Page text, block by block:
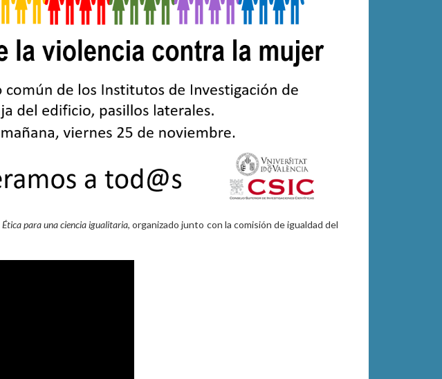
Ética para una ciencia igualitaria, organizado junto con la comisión de igualdad del